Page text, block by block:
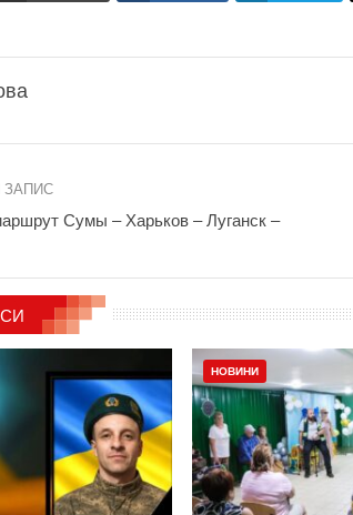
ЗАПИС
Сумы – Харьков – Луганск –
НОВИНИ